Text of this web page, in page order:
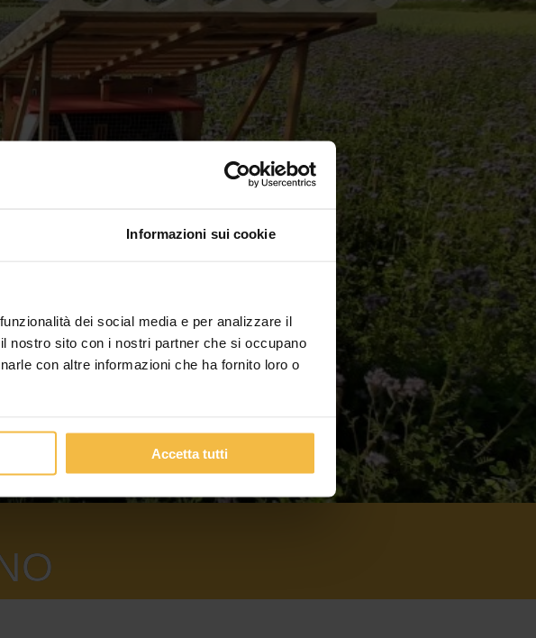
Informazioni sui cookie
dei social media e per analizzare il
nostro sito con i nostri partner che si occupano
con altre informazioni che ha fornito loro o
Accetta tutti